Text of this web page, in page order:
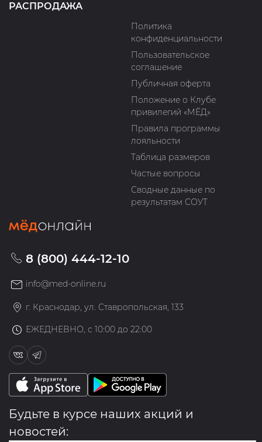
РАСПРОДАЖА
Политика
конфиденциальности
Пользовательское
соглашение
Публичная оферта
Положение о Клубе
привилегий «МЁД»
Правила программы
лояльности
Таблица размеров
Частые вопросы
Сводные данные по
результатам СОУТ
8 (800) 444-12-10
info@med-online.ru
г. Краснодар, ул. Ставропольская, 133
ЕЖЕДНЕВНО, с 10:00 до 22:00
Будьте в курсе наших акций и
новостей: